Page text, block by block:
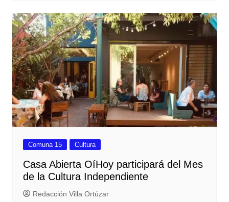
Comuna 15 Cultura
Casa Abierta OíHoy participará del Mes
de la Cultura Independiente
Redacción Villa Ortúzar